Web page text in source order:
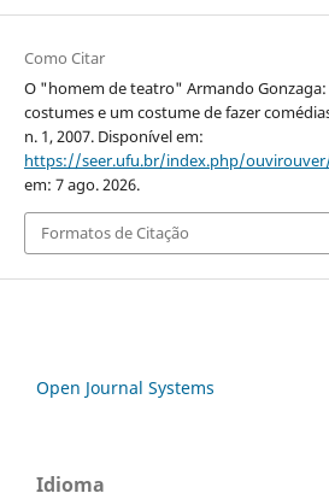
Como Citar
O "homem de teatro" Armando Gonzaga:
costumes e um costume de fazer
n. 1, 2007. Disponível em:
https://seer.ufu.br/index.php/
em: 7 ago. 2026.
Formatos de Citação
Open Journal Systems
Idioma